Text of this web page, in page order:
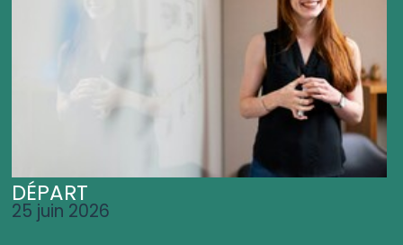
DÉPART
25 juin 2026